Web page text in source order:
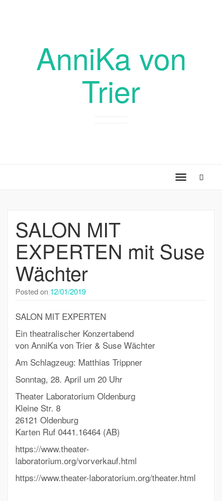
AnniKa von
Trier
Toggle
SALON MIT
EXPERTEN mit Suse
Wächter
Posted on 12/01/2019
SALON MIT EXPERTEN
Ein theatralischer Konzertabend
von AnniKa von Trier & Suse Wächter
Am Schlagzeug: Matthias Trippner
Sonntag, 28. April um 20 Uhr
Theater Laboratorium Oldenburg
Kleine Str. 8
26121 Oldenburg
Karten Ruf 0441.16464 (AB)
https://www.theater-
laboratorium.org/vorverkauf.html
https://www.theater-laboratorium.org/theater.html